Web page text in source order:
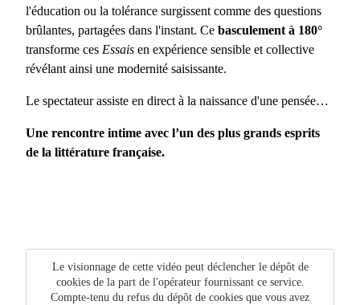
l'éducation ou la tolérance surgissent comme des questions
brûlantes, partagées dans l'instant. Ce basculement à 180°
transforme ces Essais en expérience sensible et collective
révélant ainsi une modernité saisissante.
Le spectateur assiste en direct à la naissance d'une pensée…
Une rencontre intime avec l’un des plus grands esprits
de la littérature française.
Le visionnage de cette vidéo peut déclencher le dépôt de
cookies de la part de l'opérateur fournissant ce service.
Compte-tenu du refus du dépôt de cookies que vous avez